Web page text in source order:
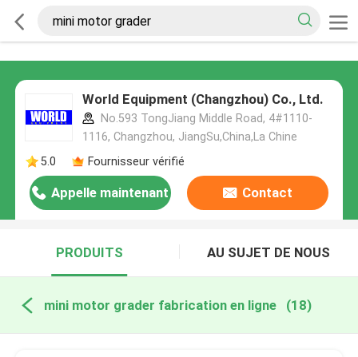
World Equipment (Changzhou) Co., Ltd.
No.593 TongJiang Middle Road, 4#1110-
1116, Changzhou, JiangSu,China,La Chine
5.0
Fournisseur vérifié
Appelle maintenant Contact
PRODUITS AU SUJET DE NOUS
mini motor grader fabrication en ligne (18)